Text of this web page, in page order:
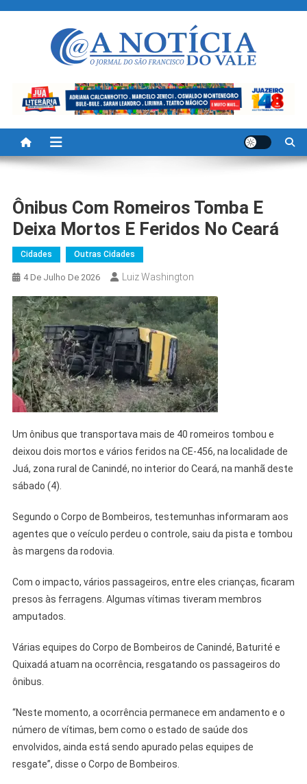
A Noticia Do Vale
Ônibus Com Romeiros Tomba E
Deixa Mortos E Feridos No Ceará
Cidades Outras Cidades
4 De Julho De 2026 Luiz Washington
Um ônibus que transportava mais de 40 romeiros tombou e
deixou dois mortos e vários feridos na CE-456, na localidade de
Juá, zona rural de Canindé, no interior do Ceará, na manhã deste
sábado (4).
Segundo o Corpo de Bombeiros, testemunhas informaram aos
agentes que o veículo perdeu o controle, saiu da pista e tombou
às margens da rodovia.
Com o impacto, vários passageiros, entre eles crianças, ficaram
presos às ferragens. Algumas vítimas tiveram membros
amputados.
Várias equipes do Corpo de Bombeiros de Canindé, Baturité e
Quixadá atuam na ocorrência, resgatando os passageiros do
ônibus.
“Neste momento, a ocorrência permanece em andamento e o
número de vítimas, bem como o estado de saúde dos
envolvidos, ainda está sendo apurado pelas equipes de
resgate”, disse o Corpo de Bombeiros.